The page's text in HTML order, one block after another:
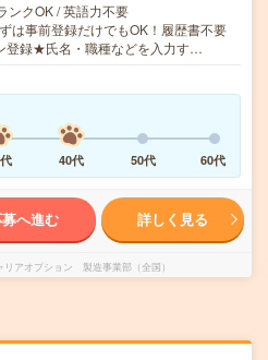
ンクOK / 英語力不要
は事前登録だけでもOK！履歴書不要
登録★氏名・職種などを入力す…
40代 50代 60代
へ進む 詳しく見る
リアオプション 製造事業部（全国）